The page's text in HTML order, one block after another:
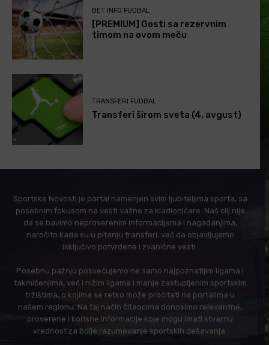
BET INFO FUDBAL
[PREMIUM] Gosti sa rezervnim
timom na ovom meču
TRANSFERI FUDBAL
Transferi širom sveta (4. avgust)
Sportske Novosti je portal namenjen svim ljubiteljima sporta, sa
posebnim fokusom na vesti važne za kladioničare. Naš cilj nije
da se bavimo neproverenim informacijama i nagađanjima,
naročito kada su u pitanju transferi, već da objavljujemo
isključivo potvrđene i zvanične vesti.
Posebnu pažnju posvećujemo ne samo najpoznatijim ligama i
takmičenjima, već i nižim ligama i manje zastupljenim sportskim
tržištima, o kojima se retko može pročitati na portalima u
našem regionu. Na taj način čitaocima donosimo relevantne,
proverene i korisne informacije koje mogu imati stvarnu
vrednost za bolje razumevanje sportskih dešavanja.